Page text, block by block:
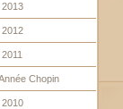
Chopin